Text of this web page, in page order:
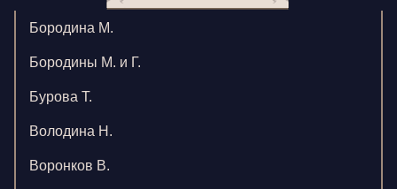
Бородина М.
Бородины М. и Г.
Бурова Т.
Володина Н.
Воронков В.